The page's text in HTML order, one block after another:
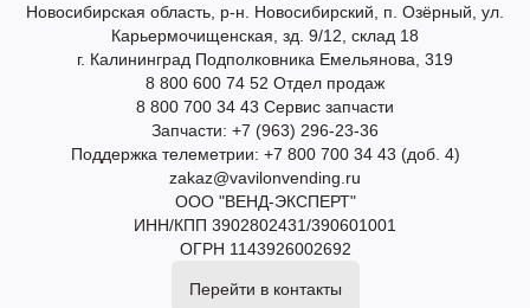
Новосибирская область, р-н. Новосибирский, п. Озёрный, ул.
Карьермочищенская, зд. 9/12, склад 18
г. Калининград Подполковника Емельянова, 319
8 800 600 74 52 Отдел продаж
8 800 700 34 43 Сервис запчасти
Запчасти: +7 (963) 296-23-36
Поддержка телеметрии: +7 800 700 34 43 (доб. 4)
zakaz@vavilonvending.ru
ООО "ВЕНД-ЭКСПЕРТ"
ИНН/КПП 3902802431/390601001
ОГРН 1143926002692
Перейти в контакты